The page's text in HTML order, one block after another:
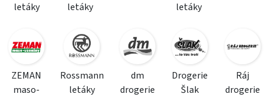
letáky
letáky
letáky
ZEMAN
maso-
Rossmann
letáky
dm
drogerie
Drogerie
Šlak
Ráj
drogerie